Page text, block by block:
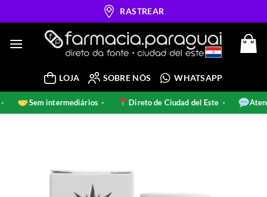
to
RASTREAR
LOJA SOBRE NÓS WHATSAPP
Sem intermediários Direto de Ciudad del Este